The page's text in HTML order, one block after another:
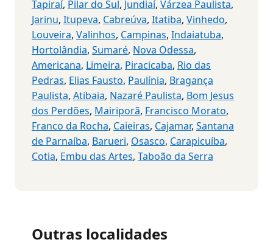
Tapiraí, Pilar do Sul, Jundiaí, Várzea Paulista,
Jarinu, Itupeva, Cabreúva, Itatiba, Vinhedo,
Louveira, Valinhos, Campinas, Indaiatuba,
Hortolândia, Sumaré, Nova Odessa,
Americana, Limeira, Piracicaba, Rio das
Pedras, Elias Fausto, Paulínia, Bragança
Paulista, Atibaia, Nazaré Paulista, Bom Jesus
dos Perdões, Mairiporã, Francisco Morato,
Franco da Rocha, Caieiras, Cajamar, Santana
de Parnaíba, Barueri, Osasco, Carapicuíba,
Cotia, Embu das Artes, Taboão da Serra
Outras localidades